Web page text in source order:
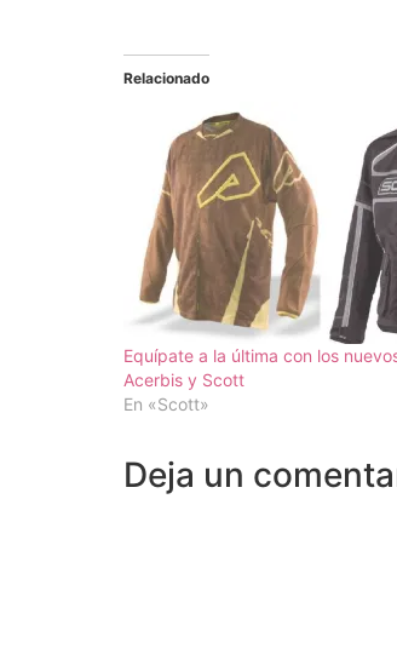
Relacionado
Equípate a la última con los
Acerbis y Scott
En «Scott»
Deja un